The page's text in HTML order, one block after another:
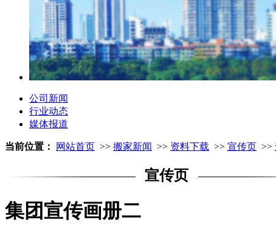
公司新闻
行业动态
媒体报道
当前位置： 网站首页 >> 搬家新闻 >> 资料下载 >> 宣传页 >>
宣传页
集团宣传画册二